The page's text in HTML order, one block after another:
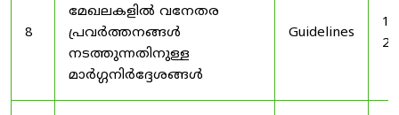
8
മേഖലകളിൽ വനേതര
പ്രവർത്തനങ്ങൾ
നടത്തുന്നതിനുള്ള
മാർഗ്ഗനിർദ്ദേശങ്ങൾ
Guidelines